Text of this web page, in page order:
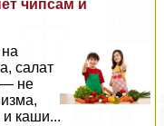
чипсам и
салат
— не
и каши...